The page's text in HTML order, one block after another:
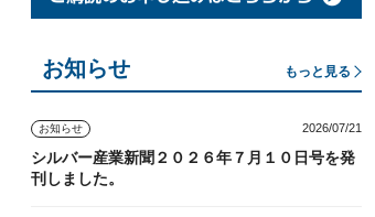
お知らせ もっと見る
お知らせ 2026/07/21
シルバー産業新聞２０２６年７月１０日号を発
刊しました。